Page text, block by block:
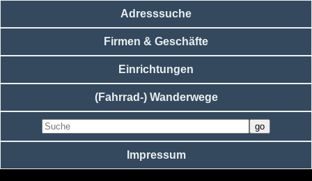
Adresssuche
Firmen & Geschäfte
Einrichtungen
(Fahrrad-) Wanderwege
Impressum